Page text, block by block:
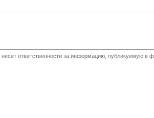
несет ответственности за информацию, публикуемую